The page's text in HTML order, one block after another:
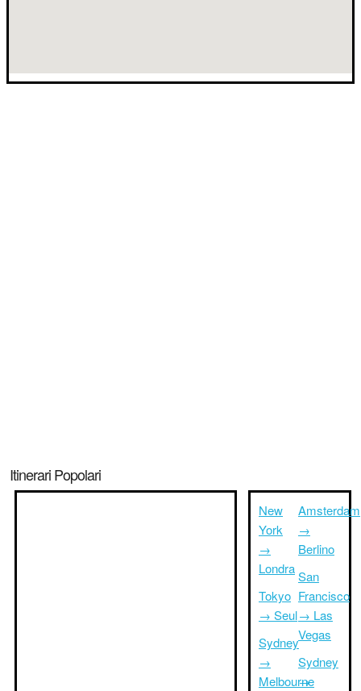
Itinerari Popolari
New
York
→
Londra
Tokyo
→ Seul
Sydney
→
Melbourne
Amsterdam
→
Berlino
San
Francisco
→ Las
Vegas
Sydney
→